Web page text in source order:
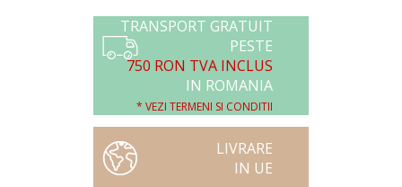
TRANSPORT GRATUIT
PESTE
750 RON TVA INCLUS
IN ROMANIA
* VEZI TERMENI SI CONDITII
LIVRARE
IN UE